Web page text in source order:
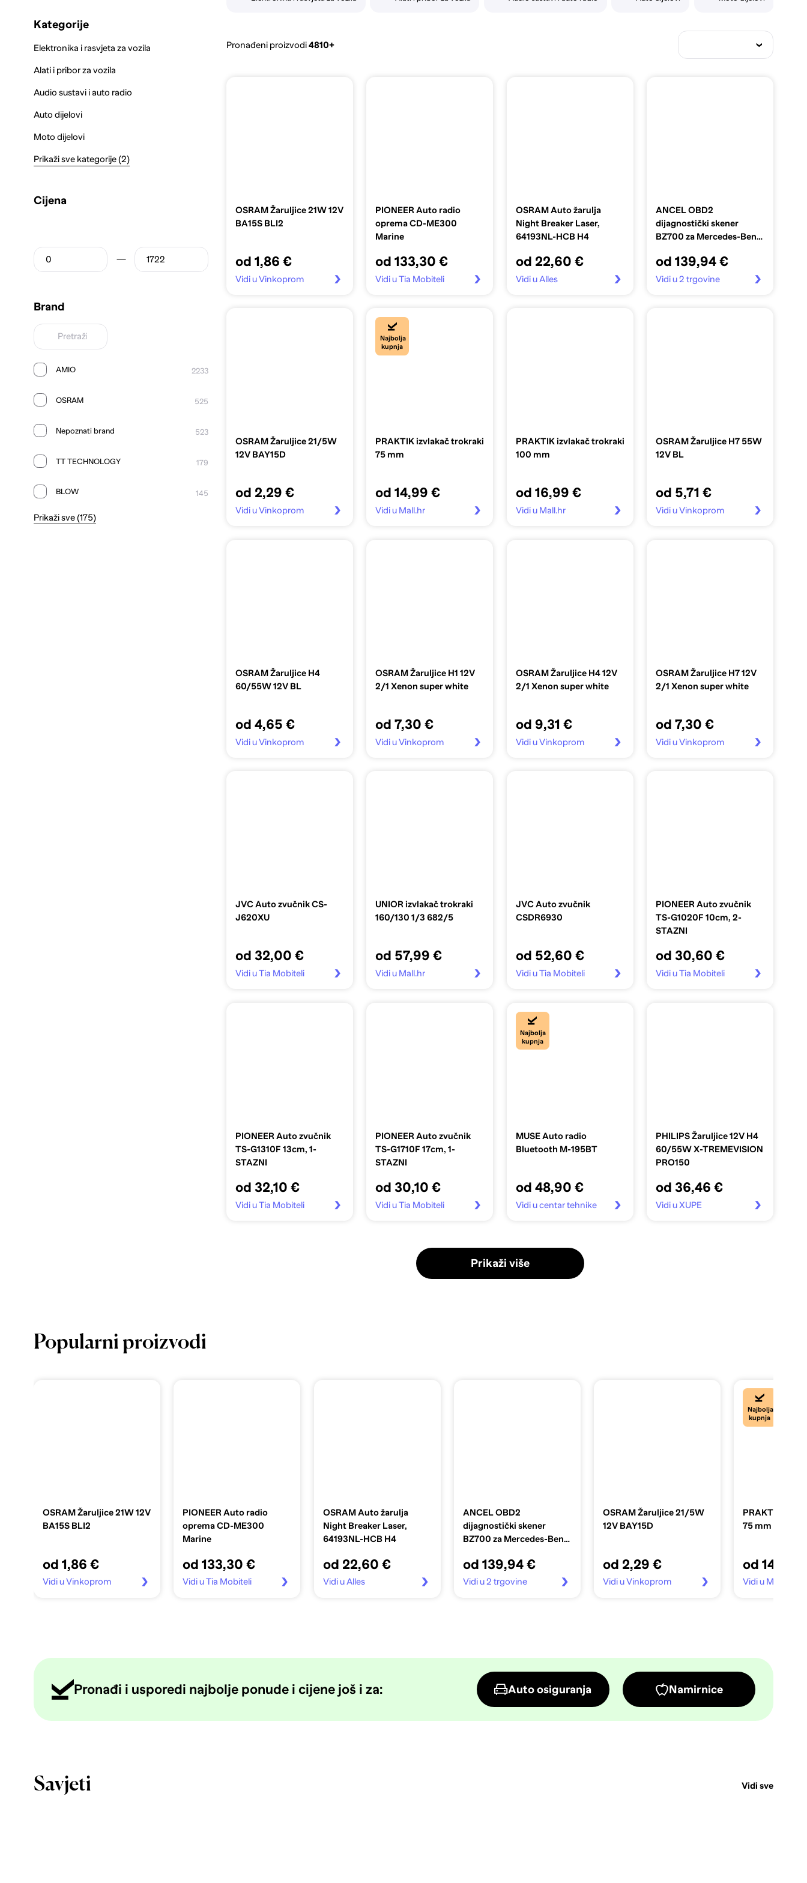
Kategorije
Elektronika i rasvjeta za vozila
Alati i pribor za vozila
Audio sustavi i auto radio
Auto dijelovi
Moto dijelovi
Prikaži sve kategorije (2)
Cijena
Brand
AMIO 2233
OSRAM 525
Nepoznati brand 523
TT TECHNOLOGY 179
BLOW 145
Prikaži sve (175)
Pronađeni proizvodi4810+
OSRAM Žaruljice 21W 12V
BA15S BLI2
od 1,86 €
Vidi u Vinkoprom
PIONEER Auto radio
oprema CD-ME300
Marine
od 133,30 €
Vidi u Tia Mobiteli
OSRAM Auto žarulja
Night Breaker Laser,
64193NL-HCB H4
od 22,60 €
Vidi u Alles
ANCEL OBD2
dijagnostički skener
BZ700 za Mercedes-Benz,
od 139,94 €
Vidi u 2 trgovine
OSRAM Žaruljice 21/5W
12V BAY15D
od 2,29 €
Vidi u Vinkoprom
Najbolja
kupnja
PRAKTIK izvlakač trokraki
75 mm
od 14,99 €
Vidi u Mall.hr
PRAKTIK izvlakač trokraki
100 mm
od 16,99 €
Vidi u Mall.hr
OSRAM Žaruljice H7 55W
12V BL
od 5,71 €
Vidi u Vinkoprom
OSRAM Žaruljice H4
60/55W 12V BL
od 4,65 €
Vidi u Vinkoprom
OSRAM Žaruljice H1 12V
2/1 Xenon super white
od 7,30 €
Vidi u Vinkoprom
OSRAM Žaruljice H4 12V
2/1 Xenon super white
od 9,31 €
Vidi u Vinkoprom
OSRAM Žaruljice H7 12V
2/1 Xenon super white
od 7,30 €
Vidi u Vinkoprom
JVC Auto zvučnik CS-
J620XU
od 32,00 €
Vidi u Tia Mobiteli
UNIOR izvlakač trokraki
160/130 1/3 682/5
od 57,99 €
Vidi u Mall.hr
JVC Auto zvučnik
CSDR6930
od 52,60 €
Vidi u Tia Mobiteli
PIONEER Auto zvučnik
TS-G1020F 10cm, 2-
STAZNI
od 30,60 €
Vidi u Tia Mobiteli
PIONEER Auto zvučnik
TS-G1310F 13cm, 1-
STAZNI
od 32,10 €
Vidi u Tia Mobiteli
PIONEER Auto zvučnik
TS-G1710F 17cm, 1-
STAZNI
od 30,10 €
Vidi u Tia Mobiteli
Najbolja
kupnja
MUSE Auto radio
Bluetooth M-195BT
od 48,90 €
Vidi u centar tehnike
PHILIPS Žaruljice 12V H4
60/55W X-TREMEVISION
PRO150
od 36,46 €
Vidi u XUPE
Prikaži više
Popularni proizvodi
OSRAM Žaruljice 21W 12V
BA15S BLI2
od 1,86 €
Vidi u Vinkoprom
PIONEER Auto radio
oprema CD-ME300
Marine
od 133,30 €
Vidi u Tia Mobiteli
OSRAM Auto žarulja
Night Breaker Laser,
64193NL-HCB H4
od 22,60 €
Vidi u Alles
ANCEL OBD2
dijagnostički skener
BZ700 za Mercedes-Benz,
od 139,94 €
Vidi u 2 trgovine
OSRAM Žaruljice 21/5W
12V BAY15D
od 2,29 €
Vidi u Vinkoprom
Najbolja
kupnja
PRAKTIK
75 mm
od 14,99
Vidi u Mall.hr
Pronađi i usporedi najbolje ponude i cijene još i za: Auto osiguranja Namirnice
Savjeti Vidi sve